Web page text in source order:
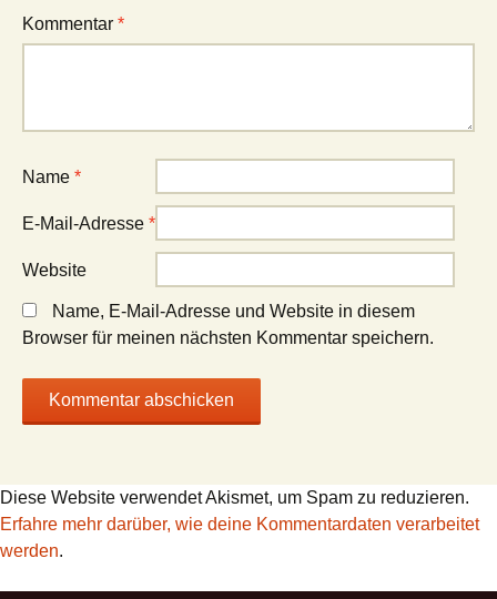
Kommentar *
Name *
E-Mail-Adresse *
Website
Name, E-Mail-Adresse und Website in diesem
Browser für meinen nächsten Kommentar speichern.
Diese Website verwendet Akismet, um Spam zu reduzieren.
Erfahre mehr darüber, wie deine Kommentardaten verarbeitet
werden.